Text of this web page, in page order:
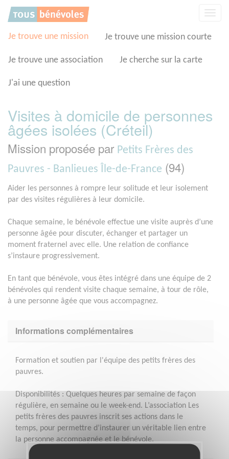
Je trouve une mission Je trouve une mission courte
Je trouve une association Je cherche sur la carte
J'ai une question
Visites à domicile de personnes
âgées isolées (Créteil)
Mission proposée par Petits Frères des
Pauvres - Banlieues Île-de-France (94)
Aider les personnes à rompre leur solitude et leur isolement
par des visites régulières à leur domicile.
Chaque semaine, le bénévole effectue une visite auprès d’une
personne âgée pour discuter, échanger et partager un
moment fraternel avec elle. Une relation de confiance
s’instaure progressivement.
En tant que bénévole, vous êtes intégré dans une équipe de 2
bénévoles qui rendent visite chaque semaine, à tour de rôle,
à une personne âgée que vous accompagnez.
Informations complémentaires
Formation et soutien par l'équipe des petits frères des
pauvres.
Disponibilités : Quelques heures par semaine de façon
régulière, en semaine ou le week-end. L’association Les
petits frères des pauvres inscrit ses actions dans le
temps, pour permettre d’instaurer un véritable lien entre
la personne accompagnée et le bénévole.
Panneau de gestion des cookies